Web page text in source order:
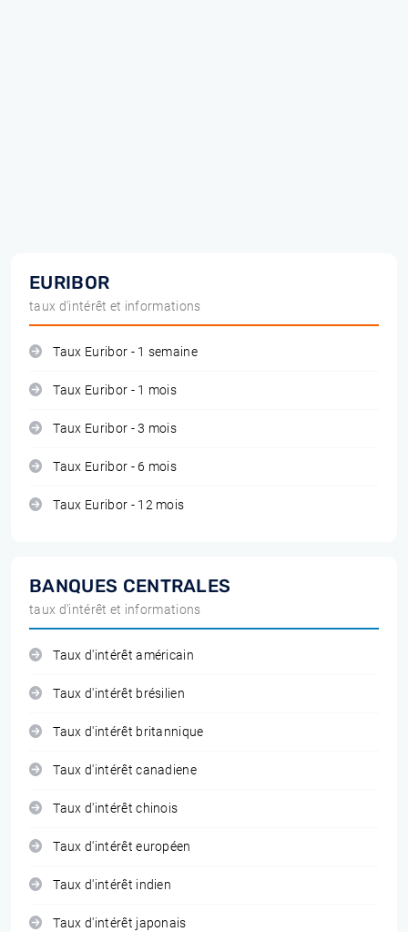
EURIBOR
taux d'intérêt et informations
Taux Euribor - 1 semaine
Taux Euribor - 1 mois
Taux Euribor - 3 mois
Taux Euribor - 6 mois
Taux Euribor - 12 mois
BANQUES CENTRALES
taux d'intérêt et informations
Taux d'intérêt américain
Taux d'intérêt brésilien
Taux d'intérêt britannique
Taux d'intérêt canadiene
Taux d'intérêt chinois
Taux d'intérêt européen
Taux d'intérêt indien
Taux d'intérêt japonais